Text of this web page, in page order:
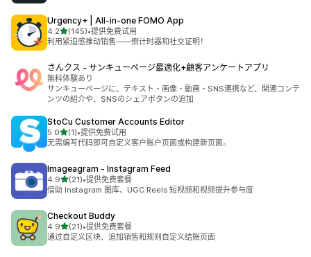
Urgency+ | All‑in‑one FOMO App
4.2星（满分 5 星）
(145)
总共 145 条评论
•提供免费试用
利用紧迫感推动销售——倒计时器和社交证明！
さんクス ‑ サンキューページ最適化+顧客アンケートアプリ
無料体験あり
サンキューページに、テキスト・画像・動画・SNS連携など、関連コンテ
ンツの紹介や、SNSのシェアボタンの追加
StoCu Customer Accounts Editor
5.0星（满分 5 星）
(1)
总共 1 条评论
•提供免费试用
无需编写代码即可自定义客户账户页面或构建新页面。
Imageagram ‑ Instagram Feed
4.9星（满分 5 星）
(21)
总共 21 条评论
•提供免费套餐
借助 Instagram 图库、UGC Reels 短视频和视频提升参与度
Checkout Buddy
4.9星（满分 5 星）
(21)
总共 21 条评论
•提供免费套餐
通过自定义区块、追加销售和规则自定义结账页面